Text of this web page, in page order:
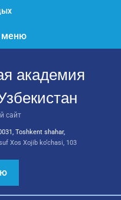
меню
академия
сайт
Toshkent shahar,
Xos Xojib ko‘chasi, 103